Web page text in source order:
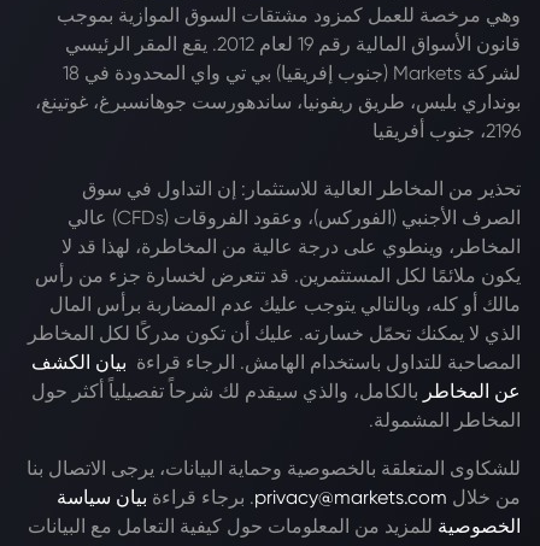
وهي مرخصة للعمل كمزود مشتقات السوق الموازية بموجب
قانون الأسواق المالية رقم 19 لعام 2012. يقع المقر الرئيسي
لشركة Markets (جنوب إفريقيا) بي تي واي المحدودة في 18
بونداري بليس، طريق ريفونيا، ساندهورست جوهانسبرغ، غوتينغ،
2196، جنوب أفريقيا
تحذير من المخاطر العالية للاستثمار: إن التداول في سوق
الصرف الأجنبي (الفوركس)، وعقود الفروقات (CFDs) عالي
المخاطر، وينطوي على درجة عالية من المخاطرة، لهذا قد لا
يكون ملائمًا لكل المستثمرين. قد تتعرض لخسارة جزء من رأس
مالك أو كله، وبالتالي يتوجب عليك عدم المضاربة برأس المال
الذي لا يمكنك تحمّل خسارته. عليك أن تكون مدركًا لكل المخاطر
المصاحبة للتداول باستخدام الهامش. الرجاء قراءة بيان الكشف
عن المخاطر بالكامل، والذي سيقدم لك شرحاً تفصيلياً أكثر حول
المخاطر المشمولة.
للشكاوى المتعلقة بالخصوصية وحماية البيانات، يرجى الاتصال بنا
من خلال privacy@markets.com. برجاء قراءة بيان سياسة
الخصوصية للمزيد من المعلومات حول كيفية التعامل مع البيانات